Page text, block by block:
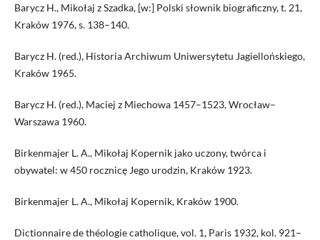
Barycz H., Mikołaj z Szadka, [w:] Polski słownik biograficzny, t. 21,
Kraków 1976, s. 138–140.
Barycz H. (red.), Historia Archiwum Uniwersytetu Jagiellońskiego,
Kraków 1965.
Barycz H. (red.), Maciej z Miechowa 1457–1523, Wrocław–
Warszawa 1960.
Birkenmajer L. A., Mikołaj Kopernik jako uczony, twórca i
obywatel: w 450 rocznicę Jego urodzin, Kraków 1923.
Birkenmajer L. A., Mikołaj Kopernik, Kraków 1900.
Dictionnaire de théologie catholique, vol. 1, Paris 1932, kol. 921–